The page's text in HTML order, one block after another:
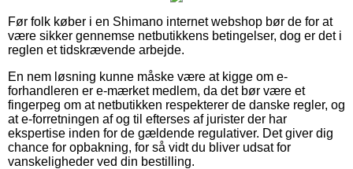
Før folk køber i en Shimano internet webshop bør de for at
være sikker gennemse netbutikkens betingelser, dog er det i
reglen et tidskrævende arbejde.
En nem løsning kunne måske være at kigge om e-
forhandleren er e-mærket medlem, da det bør være et
fingerpeg om at netbutikken respekterer de danske regler, og
at e-forretningen af og til efterses af jurister der har
ekspertise inden for de gældende regulativer. Det giver dig
chance for opbakning, for så vidt du bliver udsat for
vanskeligheder ved din bestilling.